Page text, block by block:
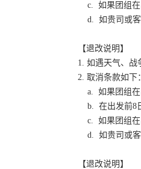
c. 如果团组在
d. 如贵司或客
【退改说明】
1. 如遇天气、
2. 取消条款如下：
a. 如果团组在
b. 在出发前8
c. 如果团组在
d. 如贵司或客
【退改说明】